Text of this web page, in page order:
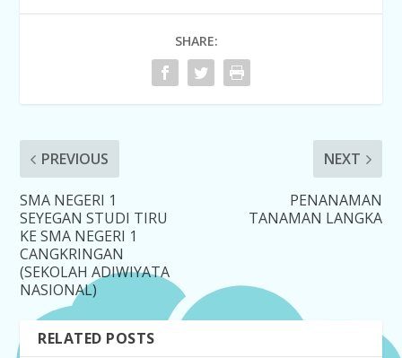
SHARE:
PREVIOUS
SMA NEGERI 1
SEYEGAN STUDI TIRU
KE SMA NEGERI 1
CANGKRINGAN
(SEKOLAH ADIWIYATA
NASIONAL)
NEXT
PENANAMAN
TANAMAN LANGKA
RELATED POSTS